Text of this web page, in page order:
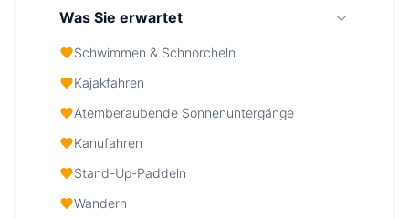
Was Sie erwartet
Schwimmen & Schnorcheln
Kajakfahren
Atemberaubende Sonnenuntergänge
Kanufahren
Stand-Up-Paddeln
Wandern